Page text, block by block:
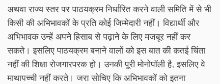
अथवा राज्य स्तर पर पाठयक्रम निर्धारित करने वाली समिति में से भी
किसी की अभिभावकों के प्रति कोई जिम्मेदारी नहीं। विद्यार्थी और
अभिभावक उन्हें अपने हिसाब से पढ़ाने के लिए मजबूर नहीं कर
सकते। इसलिए पाठयक्रम बनाने वालों को इस बात की कतई चिंता
नहीं की शिक्षा रोजगारपरक हो। उनकी पूरी मोनोपॉली है, इसलिए वे
माथापच्ची नहीं करते। जरा सोचिए कि अभिभावकों को इतना